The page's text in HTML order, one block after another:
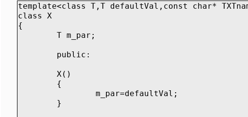
template<class T,T defaultVal,const char*
class X
{
T m_par;
public:
X()
{
m_par=defaultVal;
}